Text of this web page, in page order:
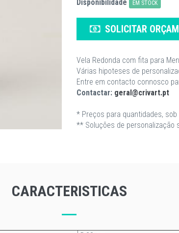
Disponibilidade EM STOCK
SOLICITAR
Vela Redonda com fita para
Várias hipoteses de
Entre em contacto connosco
Contactar: geral@crivart.pt
* Preços para quantidades,
** Soluções de personalização
CARACTERISTICAS